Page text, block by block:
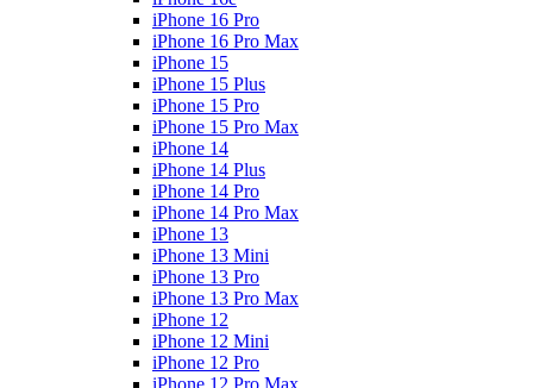
iPhone 16 Pro
iPhone 16 Pro Max
iPhone 15
iPhone 15 Plus
iPhone 15 Pro
iPhone 15 Pro Max
iPhone 14
iPhone 14 Plus
iPhone 14 Pro
iPhone 14 Pro Max
iPhone 13
iPhone 13 Mini
iPhone 13 Pro
iPhone 13 Pro Max
iPhone 12
iPhone 12 Mini
iPhone 12 Pro
iPhone 12 Pro Max